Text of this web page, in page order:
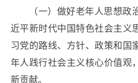
（一）做好老年人思想政
近平新时代中国特色社会主义
习党的路线、方针、政策和国
年人践行社会主义核心价值观
新贡献。